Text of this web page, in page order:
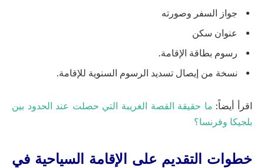
جواز السفر وصورته
عنوان سكن
رسوم بطاقة الإقامة.
نسخة من إيصال تسديد الرسوم السنوية للإقامة.
اقرأ أيضاً:ما حقيقة القصة الغريبة التي حصلت عند الحدود بين
بلجيكا وفرنسا؟
خطوات التقديم على الإقامة السياحية في